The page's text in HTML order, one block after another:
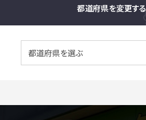
都道府県を変更する